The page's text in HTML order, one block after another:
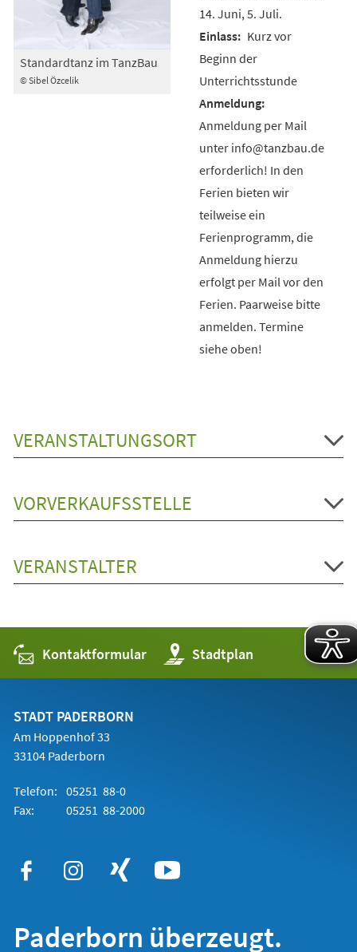
© Sibel Özcelik
Standardtanz im TanzBau
14. Juni, 5. Juli.
Kurz vor
Beginn der
Unterrichtsstunde
Anmeldung per Mail
unter info@tanzbau.de
erforderlich! In den
Ferien bieten wir
teilweise ein
Ferienprogramm, die
Anmeldung hierzu
erfolgt per Mail vor den
Ferien. Paarweise bitte
anmelden. Termine
siehe oben!
VERANSTALTUNGSORT
VORVERKAUFSSTELLE
VERANSTALTER
Kontaktformular Stadtplan
(Öffnet
in
einem
STADT PADERBORN
Am Hoppenhof 33
33104 Paderborn
Telefon: 05251 88-0
Fax:
05251 88-2000
Paderborn überzeugt.